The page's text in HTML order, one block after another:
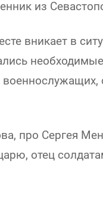
из
вникает в
про Сергея
отец